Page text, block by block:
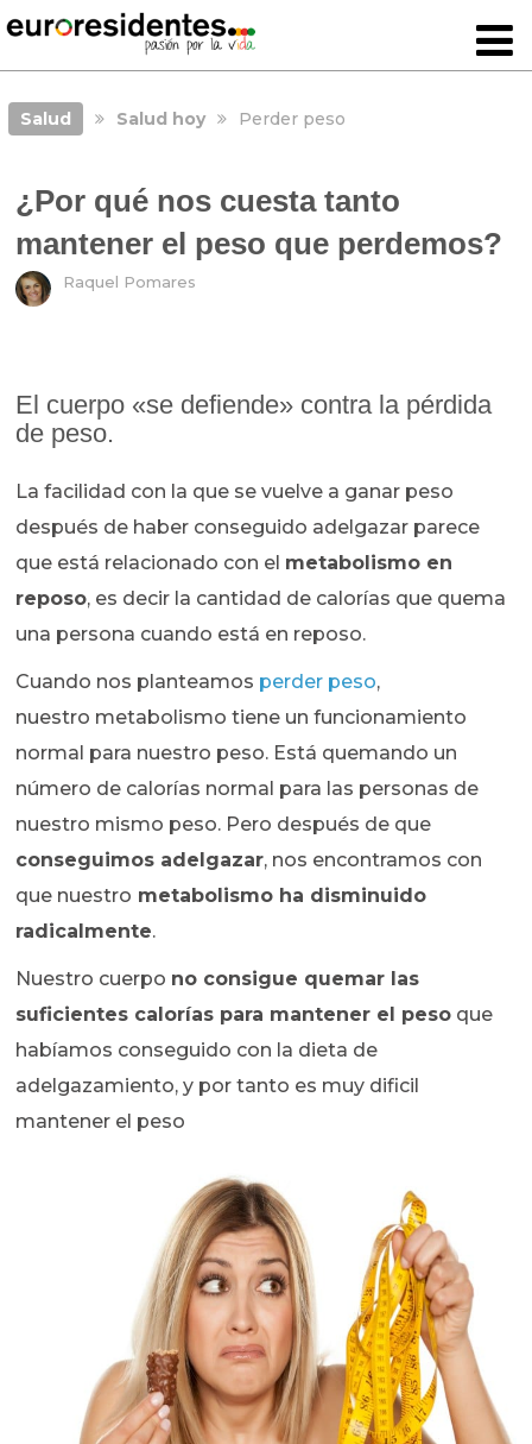
Salud Salud hoy Perder peso
¿Por qué nos cuesta tanto
mantener el peso que perdemos?
Raquel Pomares
El cuerpo «se defiende» contra la pérdida
de peso.
La facilidad con la que se vuelve a ganar peso
después de haber conseguido adelgazar parece
que está relacionado con el metabolismo en
reposo, es decir la cantidad de calorías que quema
una persona cuando está en reposo.
Cuando nos planteamos perder peso,
nuestro metabolismo tiene un funcionamiento
normal para nuestro peso. Está quemando un
número de calorías normal para las personas de
nuestro mismo peso. Pero después de que
conseguimos adelgazar, nos encontramos con
que nuestro metabolismo ha disminuido
radicalmente.
Nuestro cuerpo no consigue quemar las
suficientes calorías para mantener el peso que
habíamos conseguido con la dieta de
adelgazamiento, y por tanto es muy dificil
mantener el peso